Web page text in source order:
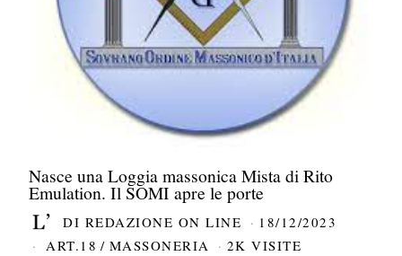
Nasce una Loggia massonica Mista di Rito
Emulation. Il SOMI apre le porte
DI REDAZIONE ON LINE
18/12/2023
ART.18 / MASSONERIA 2K VISITE